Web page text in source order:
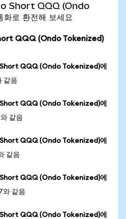
Short QQQ (Ondo
로 환전해 보세요
QQQ (Ondo Tokenized)
QQQ (Ondo Tokenized)에
같음
QQQ (Ondo Tokenized)에
같음
QQQ (Ondo Tokenized)에
같음
QQQ (Ondo Tokenized)에
와 같음
QQQ (Ondo Tokenized)에